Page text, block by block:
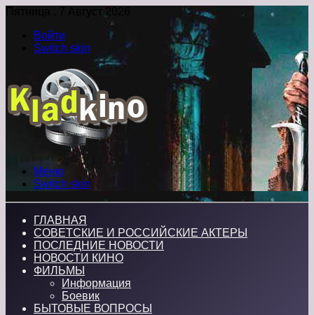
Пятница , 7 Август 2026
Войти
Switch skin
Меню
Switch skin
ГЛАВНАЯ
СОВЕТСКИЕ И РОССИЙСКИЕ АКТЕРЫ
ПОСЛЕДНИЕ НОВОСТИ
НОВОСТИ КИНО
ФИЛЬМЫ
Информация
Боевик
БЫТОВЫЕ ВОПРОСЫ